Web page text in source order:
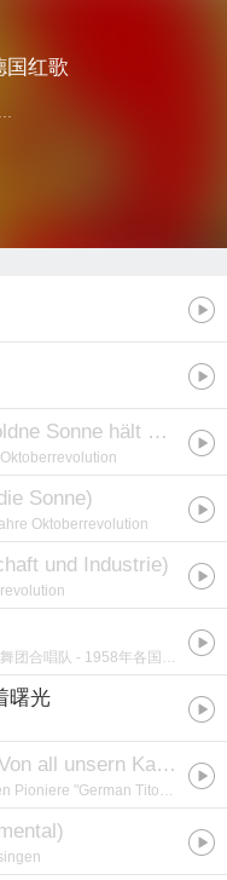
国红歌
Marsch der Sowjetjugend (Goldne Sonne hält die Welt umspannt)
Sonne)
Oktoberrevolution
und Industrie)
团合唱队 - 1958年各国艺术代表团访华演出节目选
曙光
Lied vom kleinen Trompeter (Von all unsern Kameraden)
Pionierchor des Zentralhauses der jungen Pioniere "German Titow" Berlin